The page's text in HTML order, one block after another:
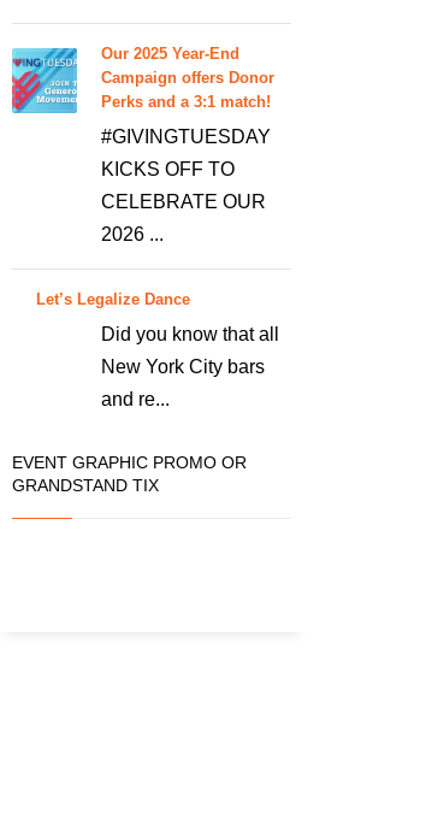
Our 2025 Year-End
Campaign offers Donor
Perks and a 3:1 match!
#GIVINGTUESDAY
KICKS OFF TO
CELEBRATE OUR
2026 ...
Let’s Legalize Dance
Did you know that all
New York City bars
and re...
EVENT GRAPHIC PROMO OR
GRANDSTAND TIX